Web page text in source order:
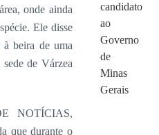
onde ainda
Ele disse
beira de uma
de Várzea
NOTÍCIAS,
que durante o
candidato
ao
Governo
de
Minas
Gerais